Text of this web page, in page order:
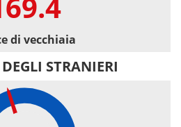
di vecchiaia
STRANIERI